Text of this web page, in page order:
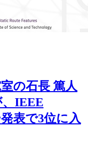
の石長 篤人
、IEEE
表で3位に入